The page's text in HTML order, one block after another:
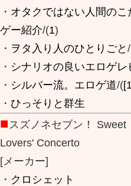
・ オタクではない人間の
ゲー紹介/(1)
・ ヲタ入り人のひとりごと
・ シナリオの良いエロゲ
・ シルバー流。エロゲ道/(
・ ひっそりと群生
■スズノネセブン！ Sweet
Lovers' Concerto
[メーカー]
・ クロシェット